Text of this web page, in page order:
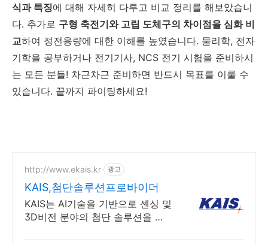
식과 특징에 대해 자세히 다루고 비교 정리를 해보았습니
다. 추가로 구형 축전기와 고립 도체구의 차이점을 심화 비
교하여 정전용량에 대한 이해를 높였습니다. 물리학, 전자
기학을 공부하거나 전기기사, NCS 전기 시험을 준비하시
는 모든 분들! 차근차근 준비하면 반드시 목표를 이룰 수
있습니다. 끝까지 파이팅하세요!
http://www.ekais.kr 광고
KAIS,첨단솔루션프로바이더
KAIS는 AI기술을 기반으로 센싱 및
3D비전 분야의 첨단 솔루션을 제